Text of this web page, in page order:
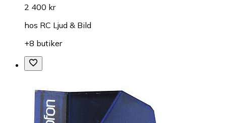
2 400 kr
hos RC Ljud & Bild
+8 butiker